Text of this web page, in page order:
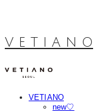
V E T I A N O
VETIANO
new♡